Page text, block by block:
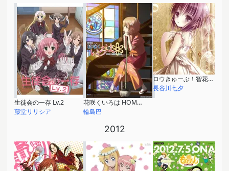
生徒会の一存 Lv.2
藤堂リリシア
花咲くいろは HOME SWEET HOME
輪島巴
ロウきゅーぶ！智花のいちごサンデー
長谷川七夕
2012